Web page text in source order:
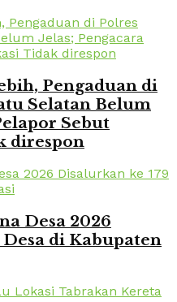
Pengaduan di
Selatan Belum
Sebut
direspon
Desa 2026
di Kabupaten